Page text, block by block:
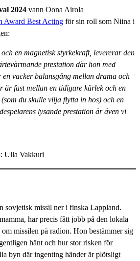
2024 vann Oona Airola
Award Best Acting för sin roll som Niina i
en magnetisk styrkekraft, levererar den
prestation där hon med
vacker balansgång mellan drama och
är fast mellan en tidigare kärlek och en
du skulle vilja flytta in hos) och en
lysande prestation är även vi
Ulla Vakkuri
sovjetisk missil ner i finska Lappland.
har precis fått jobb på den lokala
missilen på radion. Hon bestämmer sig
hänt och hur stor risken för
byn där ingenting händer är plötsligt